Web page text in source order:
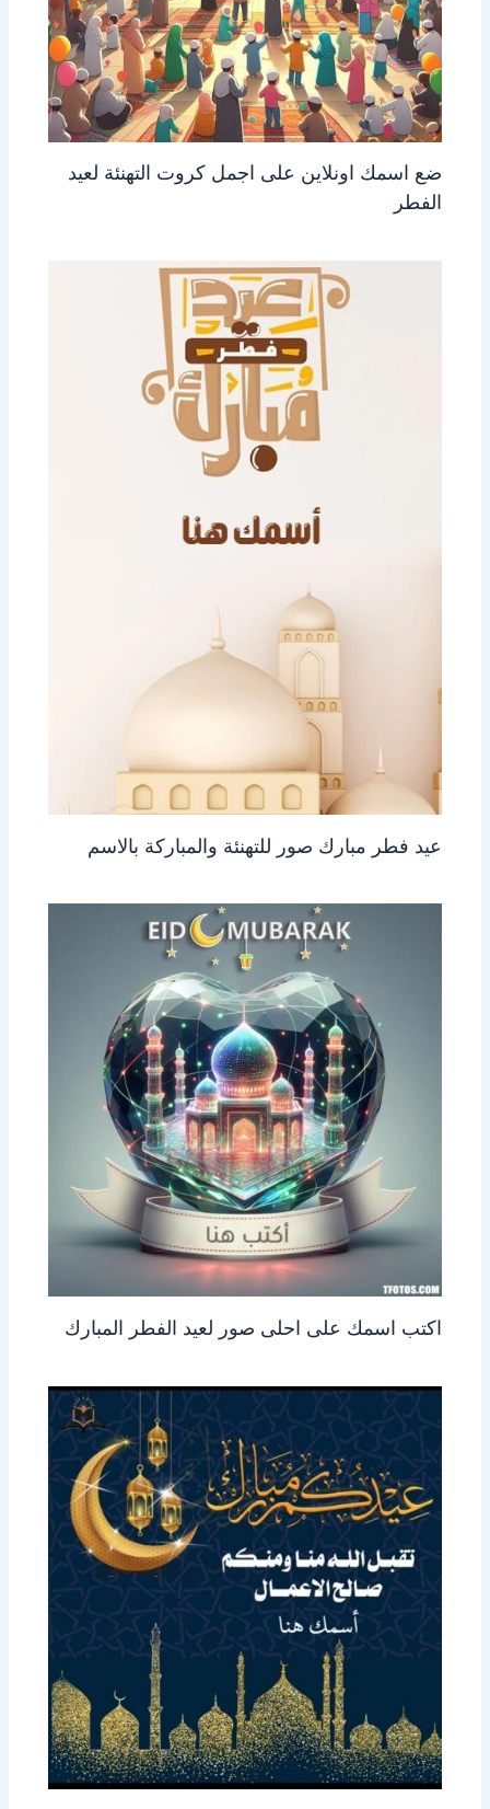
ضع اسمك اونلاين على اجمل كروت التهنئة لعيد
الفطر
عيد فطر مبارك صور للتهنئة والمباركة بالاسم
اكتب اسمك على احلى صور لعيد الفطر المبارك